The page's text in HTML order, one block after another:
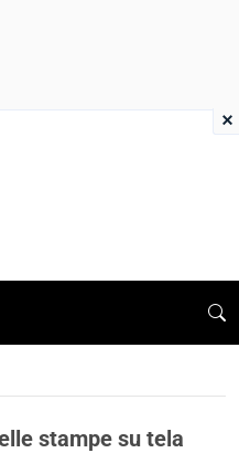
stampe su tela
×